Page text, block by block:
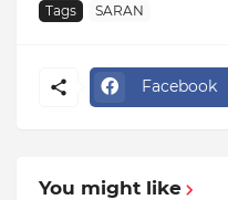
Tags SARAN
Facebook
You might like